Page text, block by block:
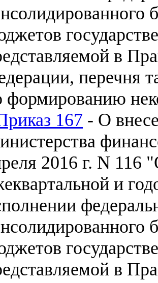
в
перечня
формированию
167 - О
2016 г. N 116
и
в